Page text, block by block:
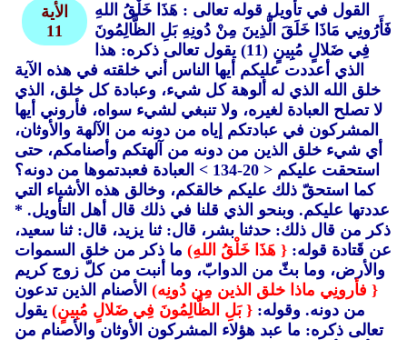
الأية
11
القول في تأويل قوله تعالى : هَذَا خَلْقُ اللهِ
فَأَرُونِي مَاذَا خَلَقَ الَّذِينَ مِنْ دُونِهِ بَلِ الظَّالِمُونَ
فِي ضَلالٍ مُبِينٍ (11)
يقول تعالى ذكره: هذا
الذي أعددت عليكم أيها الناس أني خلقته في هذه الآية
خلق الله الذي له ألوهة كل شيء، وعبادة كل خلق، الذي
لا تصلح العبادة لغيره، ولا تنبغي لشيء سواه، فأروني أيها
المشركون في عبادتكم إياه من دونه من الآلهة والأوثان،
أي شيء خلق الذين من دونه من آلهتكم وأصنامكم، حتى
استحقت عليكم < 20-134 > العبادة فعبدتموها من دونه؟
كما استحقّ ذلك عليكم خالقكم، وخالق هذه الأشياء التي
عددتها عليكم. وبنحو الذي قلنا في ذلك قال أهل التأويل. *
ذكر من قال ذلك: حدثنا بشر، قال: ثنا يزيد، قال: ثنا سعيد،
عن قَتادة قوله: { هَذَا خَلْقُ اللهِ) ما ذكر من خلق السموات
والأرض، وما بثّ من الدوابّ، وما أنبت من كلّ زوج كريم
{ فأرونِي ماذا خلق الذين مِن دُونِه) الأصنام الذين تدعون
من دونه. وقوله: { بَلِ الظَّالِمُونَ فِي ضَلالٍ مُبِينٍ) يقول
تعالى ذكره: ما عبد هؤلاء المشركون الأوثان والأصنام من